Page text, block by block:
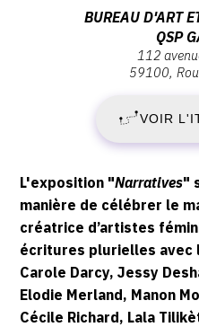
Vendredi
Adresse
|
Qsp
galerie,
112
avenue
Jean
Lebas,
BUREAU D'ART
QSP
112
59100
VOIR
Description,
horaires...
L'exposition "Narratives"
manière de célébrer le
créatrice d’artistes
écritures plurielles avec
Carole Darcy, Jessy
Elodie Merland, Manon
Cécile Richard, Lala